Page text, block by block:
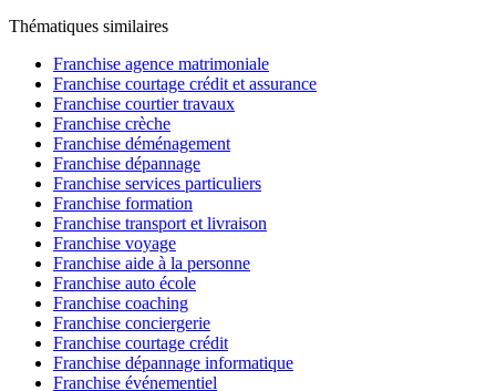
Thématiques similaires
Franchise agence matrimoniale
Franchise courtage crédit et assurance
Franchise courtier travaux
Franchise crèche
Franchise déménagement
Franchise dépannage
Franchise services particuliers
Franchise formation
Franchise transport et livraison
Franchise voyage
Franchise aide à la personne
Franchise auto école
Franchise coaching
Franchise conciergerie
Franchise courtage crédit
Franchise dépannage informatique
Franchise événementiel